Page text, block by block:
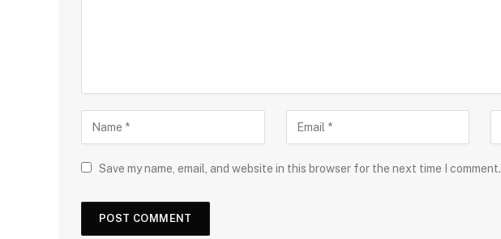
Save my name, email, and website in this browser for the next time I comment.